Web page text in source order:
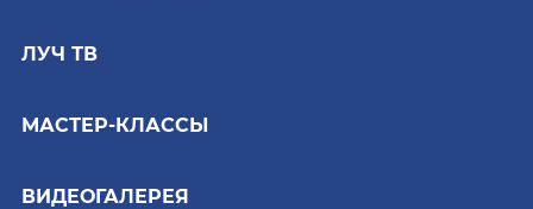
ЛУЧ ТВ
МАСТЕР-КЛАССЫ
ВИДЕОГАЛЕРЕЯ